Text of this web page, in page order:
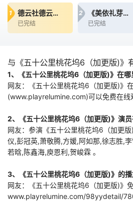
格腼腆的马库斯在
一场乌龙中意外成
为了“神秘学事件对
策部”的负责人。面
性格跳脱的怪咖同
事，原本连大声说
话都会紧张的马库
斯，能否在危机中
1 德云社德云三筱相声专场天津站2025
已完结
2 《美依礼芽&amp;特酷B站独家直播》全程回顾
已完结
与《五十公里桃花坞6（加更版)》
1、《五十公里桃花坞6（加更版)》在哪
网友：《五十公里桃花坞6（加更版)》
(www.playrelumine.com)可以免费在线
2、《五十公里桃花坞6（加更版)》演员
网友：参演《五十公里桃花坞6（加更
仪,彭冠英,萧敬腾,方媛,阿如那,徐志胜,
若晗,陈鑫海,庾恩利,贺峻霖 。
3、《五十公里桃花坞6（加更版)》的播
网友：《五十公里桃花坞6（加更版)》
www.playrelumine.com/98yydetail/